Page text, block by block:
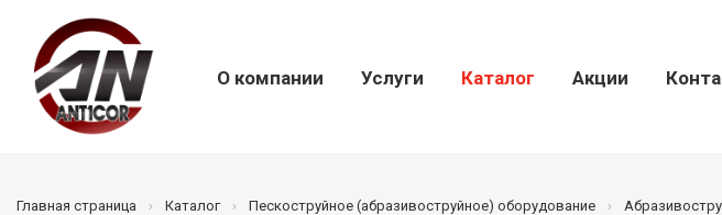
О компании Услуги Каталог Акции
Главная страница Каталог Пескоструйное (абразивоструйное) оборудование